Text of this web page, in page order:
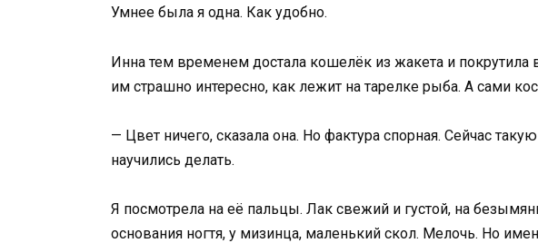
Умнее была я одна. Как удобно.
Инна тем временем достала кошелёк из жакета и покрутила
им страшно интересно, как лежит на тарелке рыба. А сами
— Цвет ничего, сказала она. Но фактура спорная. Сейчас
научились делать.
Я посмотрела на её пальцы. Лак свежий и густой, на
основания ногтя, у мизинца, маленький скол. Мелочь. Но